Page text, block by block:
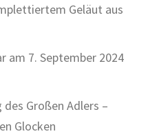
Geläut aus
am 7. September 2024
Großen Adlers –
Glocken